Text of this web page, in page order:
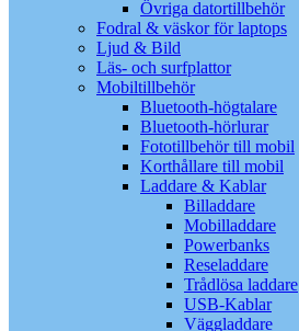
Övriga datortillbehör
Fodral & väskor för laptops
Ljud & Bild
Läs- och surfplattor
Mobiltillbehör
Bluetooth-högtalare
Bluetooth-hörlurar
Fototillbehör till mobil
Korthållare till mobil
Laddare & Kablar
Billaddare
Mobilladdare
Powerbanks
Reseladdare
Trådlösa laddare
USB-Kablar
Väggladdare